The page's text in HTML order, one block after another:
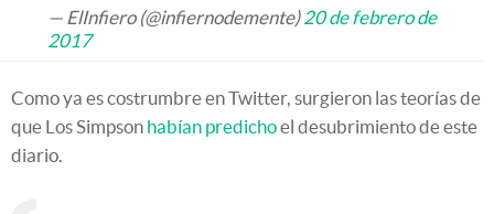
— ElInfiero (@infiernodemente)20 de febrero de
2017
Como ya es costrumbre en Twitter, surgieron las teorías de
que Los Simpson habían predichoel desubrimiento de este
diario.